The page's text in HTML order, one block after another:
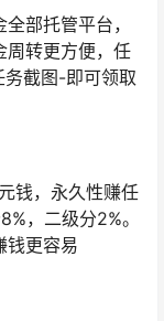
部托管平台，
周转更方便，任
截图-即可领取
钱，永久性赚任
，二级分2%。
钱更容易